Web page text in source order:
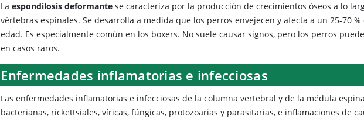
Laespondilosis deformante se caracteriza por la producción de crecimientos óseos a lo
vértebras espinales. Se desarrolla a medida que los perros envejecen y afecta a un 25-70
edad. Es especialmente común en los boxers. No suele causar signos, pero los perros
en casos raros.
Enfermedades inflamatorias e infecciosas
Las enfermedades inflamatorias e infecciosas de la columna vertebral y de la médula
bacterianas, rickettsiales, víricas, fúngicas, protozoarias y parasitarias, e inflamaciones de